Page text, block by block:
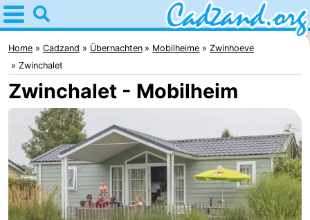
Home
Cadzand
Tipps
Für
kindern
Übernachten
Appartements
Campingplätze
Home Cadzand Übernachten Mobilheime
Zwinhoeve
Zwinchalet
Zwinchalet - Mobilheim